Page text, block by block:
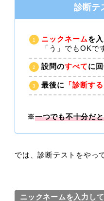
診断テ
ニックネームを
「う」でもOKで
設問のすべてに
最後に 「診断する
※一つでも不十分だ
では、診断テストをやっ
ニックネームを入力して